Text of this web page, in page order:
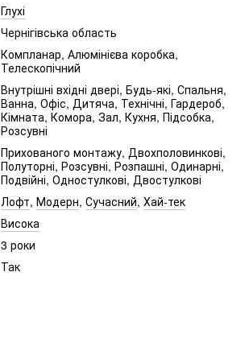
Глухі
Чернігівська область
Компланар, Алюмінієва коробка,
Телескопічний
Внутрішні вхідні двері, Будь-які, Спальня,
Ванна, Офіс, Дитяча, Технічні, Гардероб,
Кімната, Комора, Зал, Кухня, Підсобка,
Розсувні
Прихованого монтажу, Двохполовинкові,
Полуторні, Розсувні, Розпашні, Одинарні,
Подвійні, Одностулкові, Двостулкові
Лофт, Модерн, Сучасний, Хай-тек
Висока
3 роки
Так